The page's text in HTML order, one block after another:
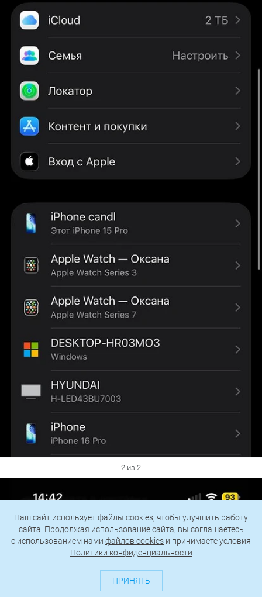
2 из 2
Наш сайт использует файлы cookies, чтобы улучшить работу
сайта. Продолжая использование сайта, вы соглашаетесь
c использованием нами файлов cookies и принимаете условия
Политики конфиденциальности
ПРИНЯТЬ